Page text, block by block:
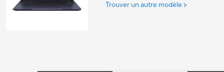
Trouver un autre modèle